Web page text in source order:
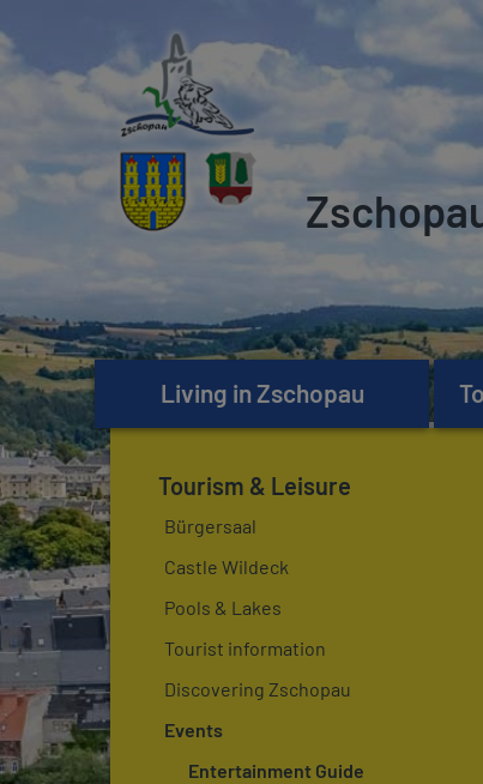
Living in Zschopau
Tourism & Leisure
Bürgersaal
Castle Wildeck
Pools & Lakes
Tourist information
Discovering Zschopau
Events
Entertainment Guide